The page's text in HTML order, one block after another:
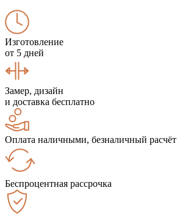
Изготовление
от 5 дней
Замер, дизайн
и доставка бесплатно
Оплата наличными, безналичный расчёт
Беспроцентная рассрочка